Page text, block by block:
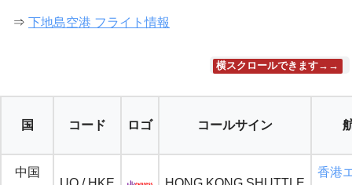
⇒ 下地島空港 フライト情報
横スクロールできます→→
国 コード ロゴ コールサイン
中国
香港